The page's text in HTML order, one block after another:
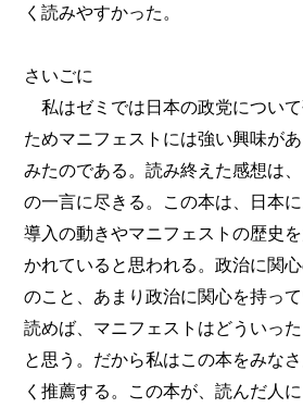
く読みやすかった。
さいごに
私はゼミでは日本の政党につい
ためマニフェストには強い興味が
みたのである。読み終えた感想は、
の一言に尽きる。この本は、日本
導入の動きやマニフェストの歴史
かれていると思われる。政治に関
のこと、あまり政治に関心を持っ
読めば、マニフェストはどういっ
と思う。だから私はこの本をみな
く推薦する。この本が、読んだ人